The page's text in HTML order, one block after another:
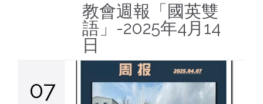
教會週報「國英雙
語」-2025年4月14
日
07